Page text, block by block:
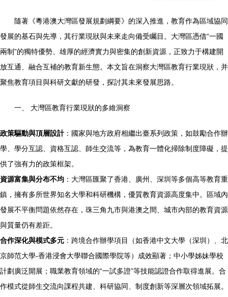
隨著《粵港澳大灣區發展規劃綱要》的深入推進，教育作為區域協同
發展的基石與先導，其行業現狀與未來走向備受矚目。大灣區憑借“一國
兩制”的獨特優勢、雄厚的經濟實力與密集的創新資源，正致力于構建開
放互通、融合互補的教育新生態。本文旨在洞察大灣區教育行業現狀，并
聚焦教育項目與科研文獻的研發，探討其未來發展思路。
一、 大灣區教育行業現狀的多維洞察
政策驅動與頂層設計：國家與地方政府相繼出臺系列政策，如鼓勵合作辦
學、學分互認、資格互認、師生交流等，為教育一體化掃除制度障礙，提
供了強有力的政策框架。
資源富集與分布不均 ：大灣區匯聚了香港、廣州、深圳等多個高等教育重
鎮，擁有多所世界知名大學和科研機構，優質教育資源高度集中。區域內
發展不平衡問題依然存在，珠三角九市與港澳之間、城市內部的教育資源
與質量仍有差距。
合作深化與模式多元 ：跨境合作辦學項目（如香港中文大學（深圳）、北
京師范大學-香港浸會大學聯合國際學院等）成效顯著；中小學姊妹學校
計劃廣泛開展；職業教育領域的“一試多證”等技能認證合作取得進展。合
作模式從師生交流向課程共建、科研協同、制度創新等深層次領域拓展。